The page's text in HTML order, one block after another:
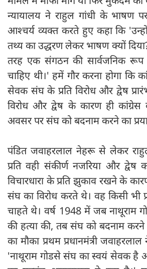
न्यायालय ने राहुल गांधी के भाषण
आश्चर्य व्यक्त करते हुए कहा कि
तथ्य का उद्धरण लेकर भाषण क्यों
तरह एक संगठन की सार्वजनिक रूप
चाहिए थी।' हमें गौर करना होगा कि
सेवक संघ के प्रति विरोध और द्वेष
विरोध और द्वेष के कारण ही
अवसर पर संघ को बदनाम करने का
पंडित जवाहरलाल नेहरू से लेकर
प्रति वही संकीर्ण नजरिया और द्वेष
विचारधारा के प्रति झुकाव रखने के
संघ का विरोध करते थे। वह किसी भी
चाहते थे। वर्ष 1948 में जब नाथूराम
की हत्या की, तब संघ को बदनाम
का मौका प्रथम प्रधानमंत्री
'नाथूराम गोडसे संघ का स्वयं सेवक है